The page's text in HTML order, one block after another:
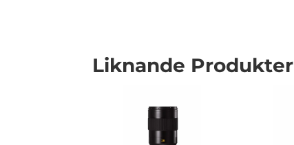
Liknande Produkter